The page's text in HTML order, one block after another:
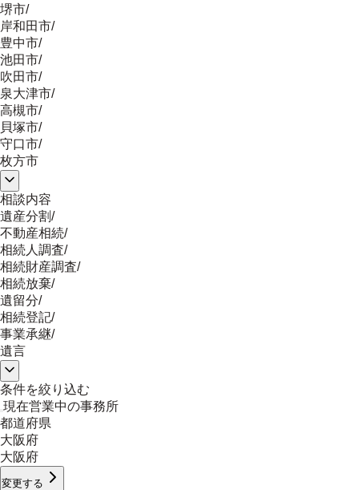
堺市/
岸和田市/
豊中市/
池田市/
吹田市/
泉大津市/
高槻市/
貝塚市/
守口市/
枚方市
相談内容
遺産分割/
不動産相続/
相続人調査/
相続財産調査/
相続放棄/
遺留分/
相続登記/
事業承継/
遺言
条件を絞り込む
現在営業中の事務所
都道府県
大阪府
大阪府
変更する